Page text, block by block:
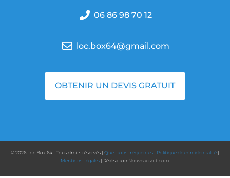
06 86 98 70 12
loc.box64@gmail.com
OBTENIR UN DEVIS GRATUIT
©2026 Loc Box 64 | Tous droits réservés | Questions fréquentes | Politique de confidentialité |
Mentions Légales | Réalisation Nouveausoft.com